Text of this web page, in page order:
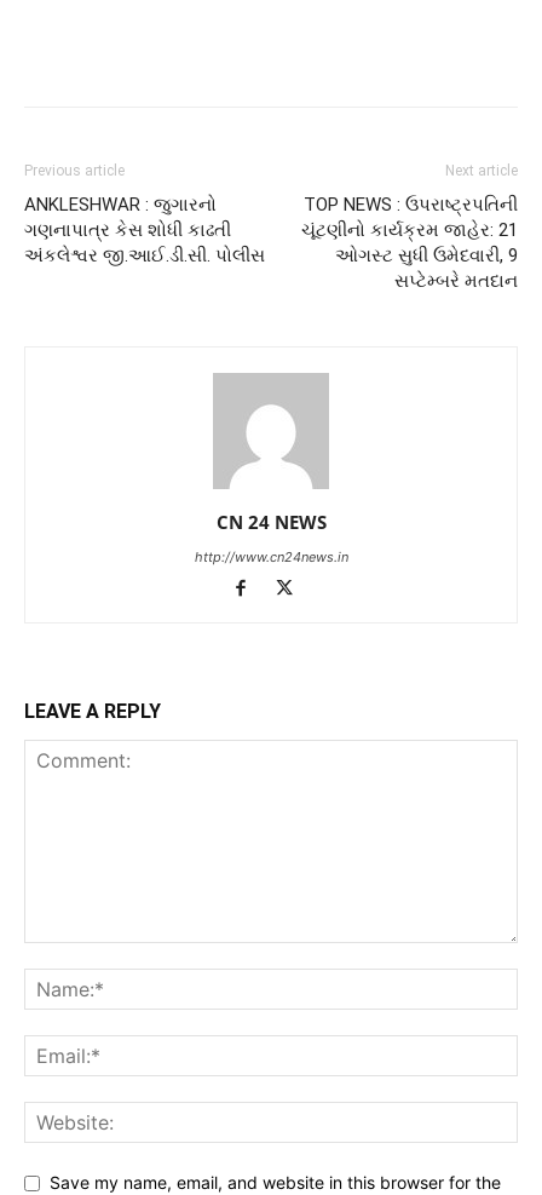
Previous article
ANKLESHWAR : જુગારનો
ગણનાપાત્ર કેસ શોધી કાઢતી
અંકલેશ્વર જી.આઈ.ડી.સી. પોલીસ
Next article
TOP NEWS : ઉપરાષ્ટ્રપતિની
ચૂંટણીનો કાર્યક્રમ જાહેર: 21
ઓગસ્ટ સુધી ઉમેદવારી, 9
સપ્ટેમ્બરે મતદાન
CN 24 NEWS
http://www.cn24news.in
LEAVE A REPLY
Save my name, email, and website in this browser for the